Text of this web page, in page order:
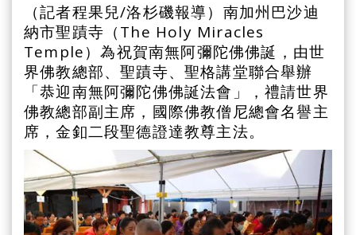
（記者程果兒/洛杉磯報導）南加州巴沙迪
納市聖蹟寺（The Holy Miracles
Temple）為祝賀南無阿彌陀佛佛誕，由世
界佛教總部、聖蹟寺、聖格講堂聯合舉辦
「恭迎南無阿彌陀佛佛誕法會」，禮請世界
佛教總部副主席，國際佛教僧尼總會名譽主
席，金釦二段聖德證達教尊主法。